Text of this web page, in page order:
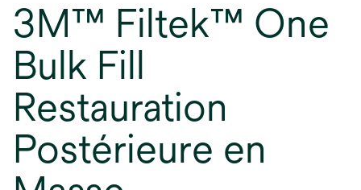
3M™ Filtek™ One
Bulk Fill
Restauration
Postérieure en